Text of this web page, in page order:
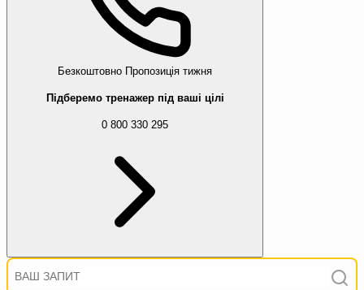
Безкоштовно Пропозиція тижня
Підберемо тренажер під ваші цілі
0 800 330 295